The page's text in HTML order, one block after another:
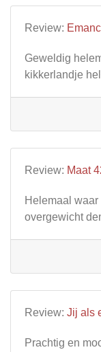
Review:
Geweldig
kikkerlandje
Review: Maat
Helemaal
overgewicht
Review: Jij als
Prachtig en